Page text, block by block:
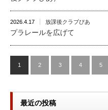
2026.4.17 放課後クラブぴあ
プラレールを広げて
1 2 3 4 5
最近の投稿